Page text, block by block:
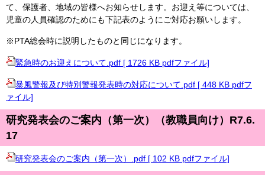
て、保護者、地域の皆様へお知らせします。お迎え等については、
児童の人員確認のためにも下記表のようにご対応お願いします。
※PTA総会時に説明したものと同じになります。
緊急時のお迎えについて.pdf [ 1726 KB pdfファイル]
暴風警報及び特別警報発表時の対応について.pdf [ 448 KB pdfフ
ァイル]
研究発表会のご案内（第一次）（教職員向け）R7.6.
17
研究発表会のご案内（第一次）.pdf [ 102 KB pdfファイル]